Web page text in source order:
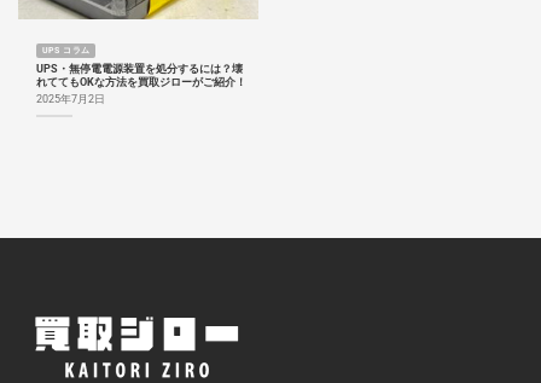
UPS コラム
UPS・無停電電源装置を処分するには？壊
れててもOKな方法を買取ジローがご紹介！
2025年7月2日